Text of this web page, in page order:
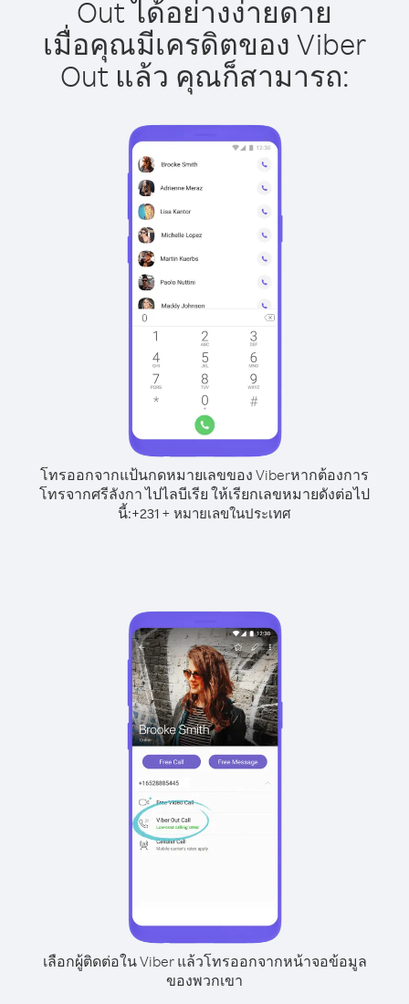
Out ได้อย่างง่ายดาย
เมื่อคุณมีเครดิตของ Viber
Out แล้ว คุณก็สามารถ:
โทรออกจากแป้นกดหมายเลขของ Viberหากต้องการ
โทรจากศรีลังกา ไปไลบีเรีย ให้เรียกเลขหมายดังต่อไป
นี้:+231 + หมายเลขในประเทศ
เลือกผู้ติดต่อใน Viber แล้วโทรออกจากหน้าจอข้อมูล
ของพวกเขา